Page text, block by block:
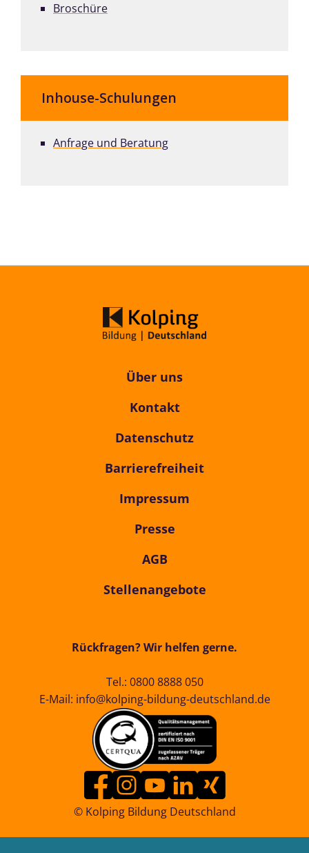
Broschüre
Inhouse-Schulungen
Anfrage und Beratung
Über uns
Kontakt
Datenschutz
Barrierefreiheit
Impressum
Presse
AGB
Stellenangebote
Rückfragen? Wir helfen gerne.
Tel.: 0800 8888 050
E-Mail: info@kolping-bildung-deutschland.de
© Kolping Bildung Deutschland